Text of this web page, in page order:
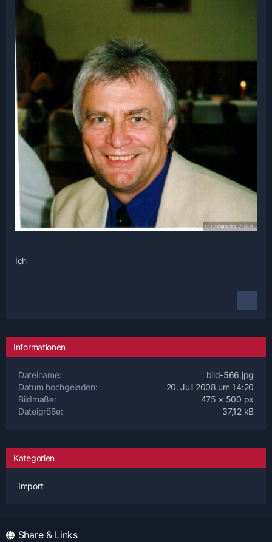
Ich
Informationen
Dateiname
bild-566.jpg
Datum hochgeladen
20. Juli 2008 um 14:20
Bildmaße
475 × 500 px
Dateigröße
37,12 kB
Kategorien
Import
Share & Links